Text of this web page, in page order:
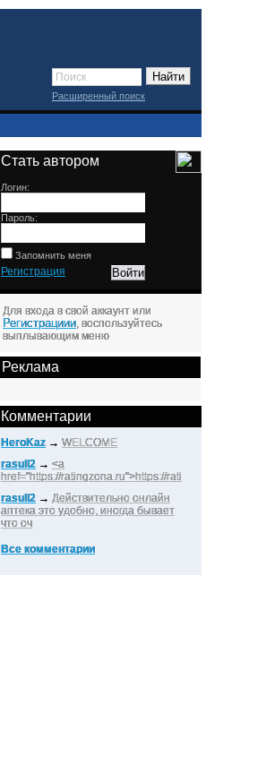
Расширенный поиск
Стать автором
Логин:
Пароль:
Запомнить меня
Регистрация
Для входа в свой аккаунт или
Регистрациии , воспользуйтесь
выплывающим меню
Реклама
Комментарии
HeroKaz → WELCOME
rasull2 → <a
href="https://ratingzona.ru">https://rati
rasull2 → Действительно онлайн
аптека это удобно, иногда бывает
что оч
Все комментарии